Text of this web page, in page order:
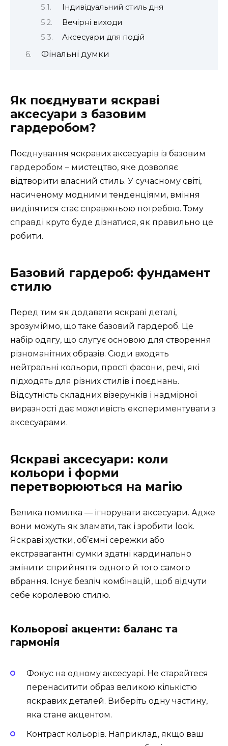
Індивідуальний стиль дня
Вечірні виходи
Аксесуари для подій
Фінальні думки
Як поєднувати яскраві
аксесуари з базовим
гардеробом?
Поєднування яскравих аксесуарів із базовим
гардеробом – мистецтво, яке дозволяє
відтворити власний стиль. У сучасному світі,
насиченому модними тенденціями, вміння
виділятися стає справжньою потребою. Тому
справді круто буде дізнатися, як правильно це
робити.
Базовий гардероб: фундамент
стилю
Перед тим як додавати яскраві деталі,
зрозуміймо, що таке базовий гардероб. Це
набір одягу, що слугує основою для створення
різноманітних образів. Сюди входять
нейтральні кольори, прості фасони, речі, які
підходять для різних стилів і поєднань.
Відсутність складних візерунків і надмірної
виразності дає можливість експериментувати з
аксесуарами.
Яскраві аксесуари: коли
кольори і форми
перетворюються на магію
Велика помилка — ігнорувати аксесуари. Адже
вони можуть як зламати, так і зробити look.
Яскраві хустки, об’ємні сережки або
екстравагантні сумки здатні кардинально
змінити сприйняття одного й того самого
вбрання. Існує безліч комбінацій, щоб відчути
себе королевою стилю.
Кольорові акценти: баланс та
гармонія
Фокус на одному аксесуарі. Не старайтеся
перенаситити образ великою кількістю
яскравих деталей. Виберіть одну частину,
яка стане акцентом.
Контраст кольорів. Наприклад, якщо ваш